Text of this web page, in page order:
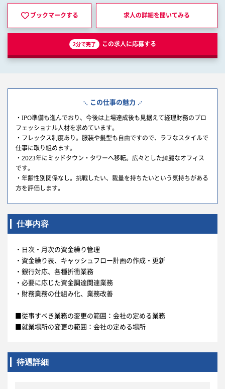
ブックマークする 求人の詳細を聞いてみる
2分で完了 この求人に応募する
この仕事の魅力
・IPO準備も進んでおり、今後は上場達成後も見据えて経理財務のプロ
フェッショナル人材を求めています。
・フレックス制度あり。服装や髪型も自由ですので、ラフなスタイルで
仕事に取り組めます。
・2023年にミッドタウン・タワーへ移転。広々とした綺麗なオフィス
です。
・年齢性別関係なし。挑戦したい、裁量を持ちたいという気持ちがある
方を評価します。
仕事内容
・日次・月次の資金繰り管理
・資金繰り表、キャッシュフロー計画の作成・更新
・銀行対応、各種折衝業務
・必要に応じた資金調達関連業務
・財務業務の仕組み化、業務改善
■従事すべき業務の変更の範囲：会社の定める業務
■就業場所の変更の範囲：会社の定める場所
待遇詳細